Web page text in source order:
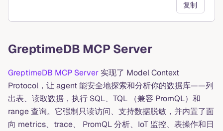
复制
GreptimeDB MCP Server
GreptimeDB MCP Server 实现了 Model Context
Protocol，让 agent 能安全地探索和分析你的数据库——列
出表、读取数据，执行 SQL、TQL （兼容 PromQL）和
range 查询。它强制只读访问、支持数据脱敏，并内置了面
向 metrics、trace、 PromQL 分析、IoT 监控、表操作和日